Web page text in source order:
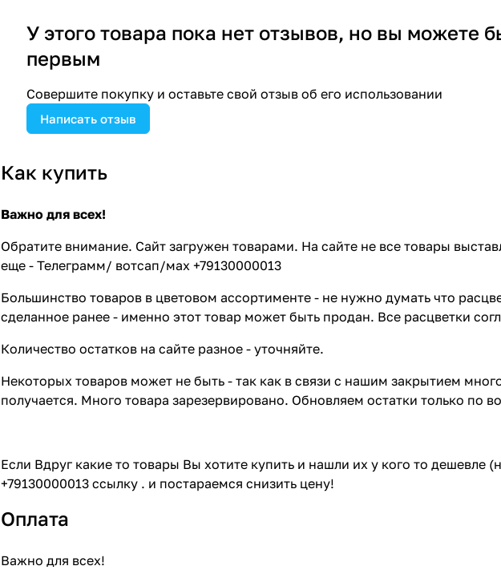
У этого товара пока нет отзывов, но вы можете
первым
Совершите покупку и оставьте свой отзыв об его использовании
Написать отзыв
Как купить
Важно для всех!
Обратите внимание. Сайт загружен товарами. На сайте не все товары
еще - Телеграмм/ вотсап/мах +79130000013
Большинство товаров в цветовом ассортименте - не нужно думать что
сделанное ранее - именно этот товар может быть продан. Все расцветки
Количество остатков на сайте разное - уточняйте.
Некоторых товаров может не быть - так как в связи с нашим закрытием
получается. Много товара зарезервировано. Обновляем остатки только по
Если Вдруг какие то товары Вы хотите купить и нашли их у кого то
+79130000013 ссылку . и постараемся снизить цену!
Оплата
Важно для всех!